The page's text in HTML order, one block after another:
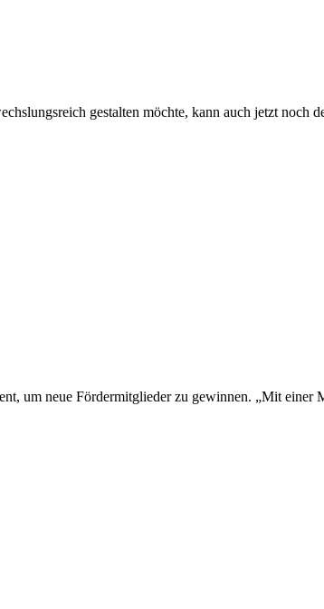
gestalten möchte, kann auch jetzt noch
um neue Fördermitglieder zu gewinnen. „Mit einer